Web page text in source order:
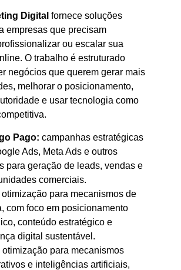
Digital fornece soluções
empresas que precisam
ou escalar sua
O trabalho é estruturado
negócios que querem gerar mais
melhorar o posicionamento,
e usar tecnologia como
Pago: campanhas estratégicas
Ads, Meta Ads e outros
para geração de leads, vendas e
comerciais.
otimização para mecanismos de
com foco em posicionamento
conteúdo estratégico e
digital sustentável.
otimização para mecanismos
e inteligências artificiais,